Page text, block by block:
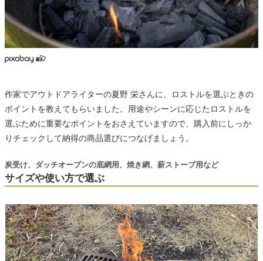
作家でアウトドアライターの夏野 栄さんに、ロストルを選ぶときの
ポイントを教えてもらいました。用途やシーンに応じたロストルを
選ぶために重要なポイントをおさえていますので、購入前にしっか
りチェックして納得の商品選びにつなげましょう。
サイズや使い方で選ぶ
炭受け、ダッチオーブンの底網用、焼き網、薪ストーブ用など